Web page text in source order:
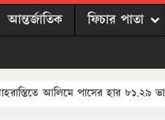
আন্তর্জাতিক ফিচার পাতা
আলিমে পাসের হার ৮১.২৯